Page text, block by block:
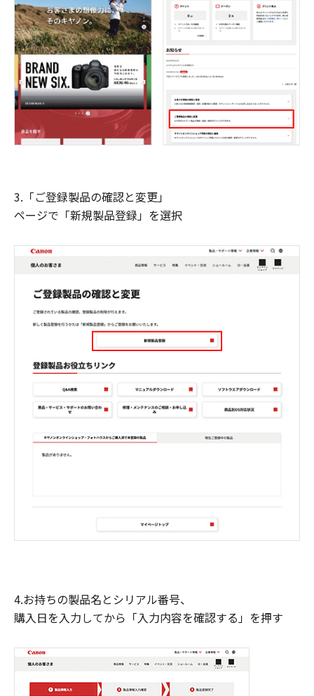
3.「ご登録製品の確認と変更」
ページで「新規製品登録」を選択
4.お持ちの製品名とシリアル番号、
購入日を入力してから「入力内容を確認する」を押す